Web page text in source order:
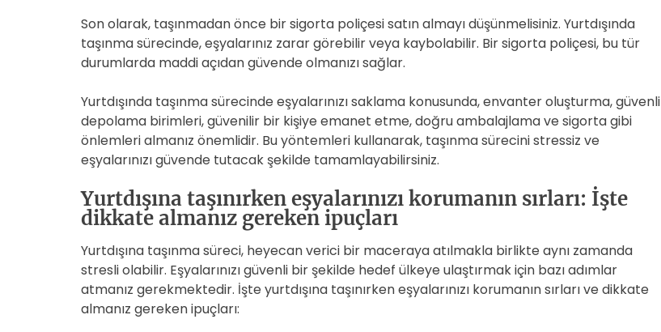
Son olarak, taşınmadan önce bir sigorta poliçesi satın almayı düşünmelisiniz. Yurtdışında
taşınma sürecinde, eşyalarınız zarar görebilir veya kaybolabilir. Bir sigorta poliçesi, bu tür
durumlarda maddi açıdan güvende olmanızı sağlar.
Yurtdışında taşınma sürecinde eşyalarınızı saklama konusunda, envanter oluşturma, güvenli
depolama birimleri, güvenilir bir kişiye emanet etme, doğru ambalajlama ve sigorta gibi
önlemleri almanız önemlidir. Bu yöntemleri kullanarak, taşınma sürecini stressiz ve
eşyalarınızı güvende tutacak şekilde tamamlayabilirsiniz.
Yurtdışına taşınırken eşyalarınızı korumanın sırları: İşte
dikkate almanız gereken ipuçları
Yurtdışına taşınma süreci, heyecan verici bir maceraya atılmakla birlikte aynı zamanda
stresli olabilir. Eşyalarınızı güvenli bir şekilde hedef ülkeye ulaştırmak için bazı adımlar
atmanız gerekmektedir. İşte yurtdışına taşınırken eşyalarınızı korumanın sırları ve dikkate
almanız gereken ipuçları: